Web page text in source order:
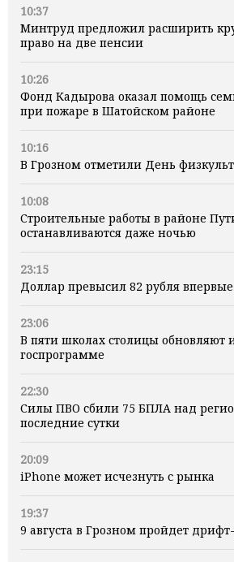
10:37
Минтруд предложил расширить
право на две пенсии
10:26
Фонд Кадырова оказал помощь
при пожаре в Шатойском районе
10:16
В Грозном отметили День
10:08
Строительные работы в районе
останавливаются даже ночью
23:15
Доллар превысил 82 рубля
23:06
В пяти школах столицы обновляют
госпрограмме
22:30
Силы ПВО сбили 75 БПЛА над
последние сутки
20:09
iPhone может исчезнуть с рынка
19:37
9 августа в Грозном пройдет